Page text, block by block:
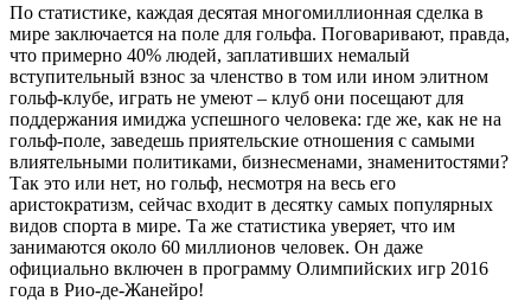
По статистике, каждая десятая многомиллионная сделка в
мире заключается на поле для гольфа. Поговаривают, правда,
что примерно 40% людей, заплативших немалый
вступительный взнос за членство в том или ином элитном
гольф-клубе, играть не умеют – клуб они посещают для
поддержания имиджа успешного человека: где же, как не на
гольф-поле, заведешь приятельские отношения с самыми
влиятельными политиками, бизнесменами, знаменитостями?
Так это или нет, но гольф, несмотря на весь его
аристократизм, сейчас входит в десятку самых популярных
видов спорта в мире. Та же статистика уверяет, что им
занимаются около 60 миллионов человек. Он даже
официально включен в программу Олимпийских игр 2016
года в Рио-де-Жанейро!